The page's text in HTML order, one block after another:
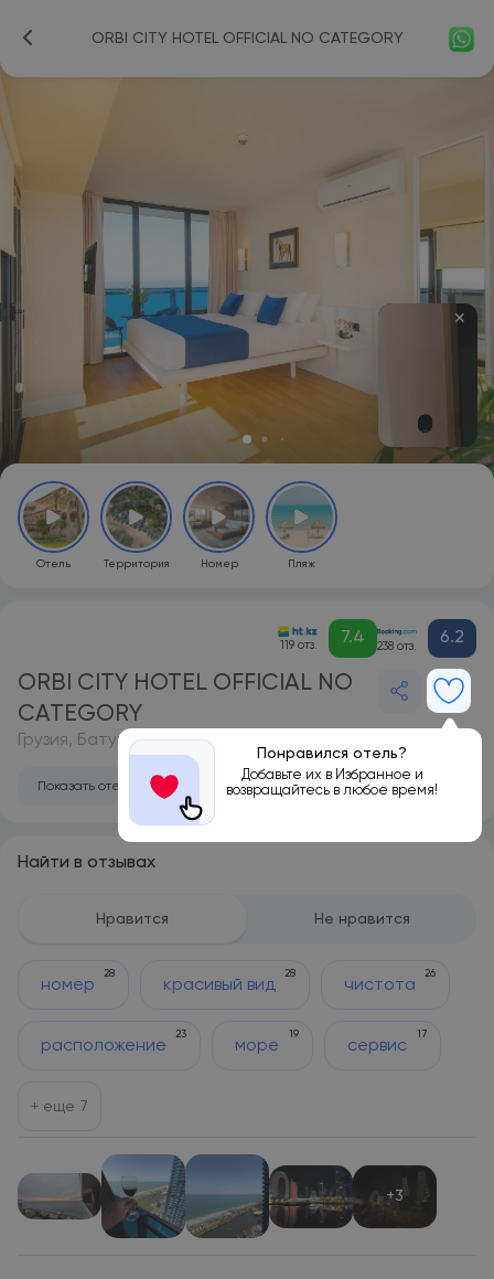
ORBI CITY HOTEL OFFICIAL NO CATEGORY
✕
Отель Территория Номер Пляж
119 отз. 7.4 238 отз. 6.2
ORBI CITY HOTEL OFFICIAL NO
CATEGORY
Понравился отель?
Добавьте их в Избранное и
возвращайтесь в любое время!
Грузия, Батуми
Показать отель на карте
Найти в отзывах
Нравится Не нравится
номер
28
красивый вид
28
чистота
26
расположение
23
море
19
сервис
17
+ еще 7
+3